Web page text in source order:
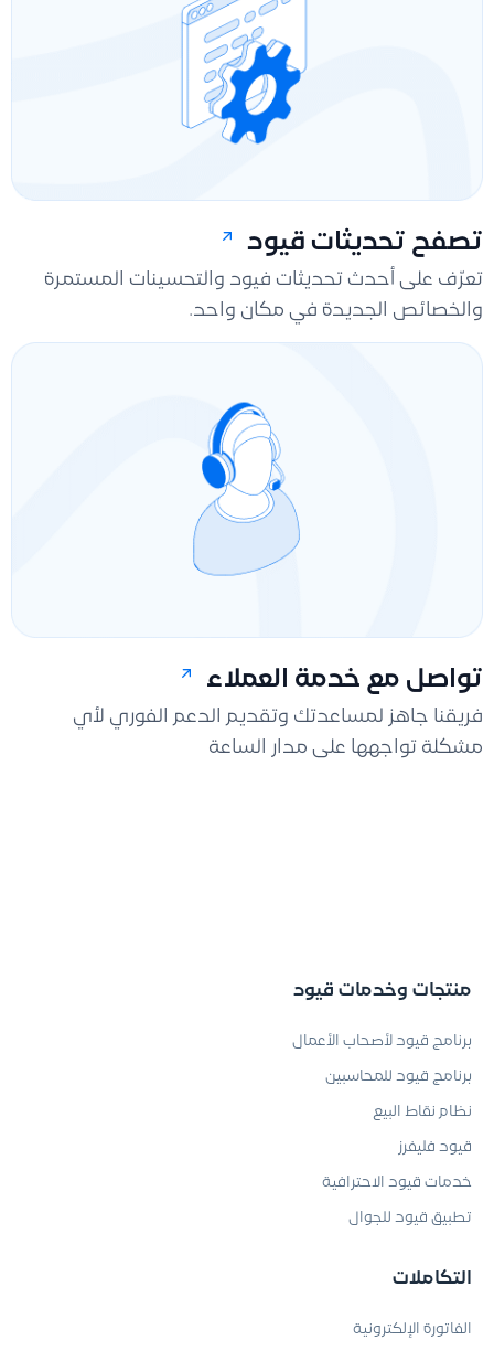
تصفح تحديثات قيود
تعرّف على أحدث تحديثات فيود والتحسينات المستمرة
والخصائص الجديدة في مكان واحد.
تواصل مع خدمة العملاء
فريقنا جاهز لمساعدتك وتقديم الدعم الفوري لأي
مشكلة تواجهها على مدار الساعة
منتجات وخدمات قيود
برنامج قيود لأصحاب الأعمال
برنامج قيود للمحاسبين
نظام نقاط البيع
قيود فليفرز
خدمات قيود الاحترافية
تطبيق قيود للجوال
التكاملات
الفاتورة الإلكترونية